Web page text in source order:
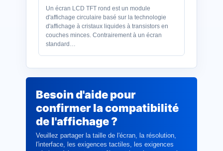
Un écran LCD TFT rond est un module
d'affichage circulaire basé sur la technologie
d'affichage à cristaux liquides à transistors en
couches minces. Contrairement à un écran
standard…
Besoin d'aide pour
confirmer la compatibilité
de l'affichage ?
Veuillez partager la taille de l'écran, la résolution,
l'interface, les exigences tactiles, les exigences